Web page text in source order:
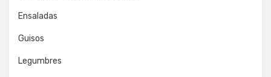
Ensaladas
Guisos
Legumbres